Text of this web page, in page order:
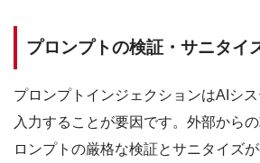
プロンプトの検証・サニタイ
プロンプトインジェクションはAIシ
入力することが要因です。外部から
ロンプトの厳格な検証とサニタイズ